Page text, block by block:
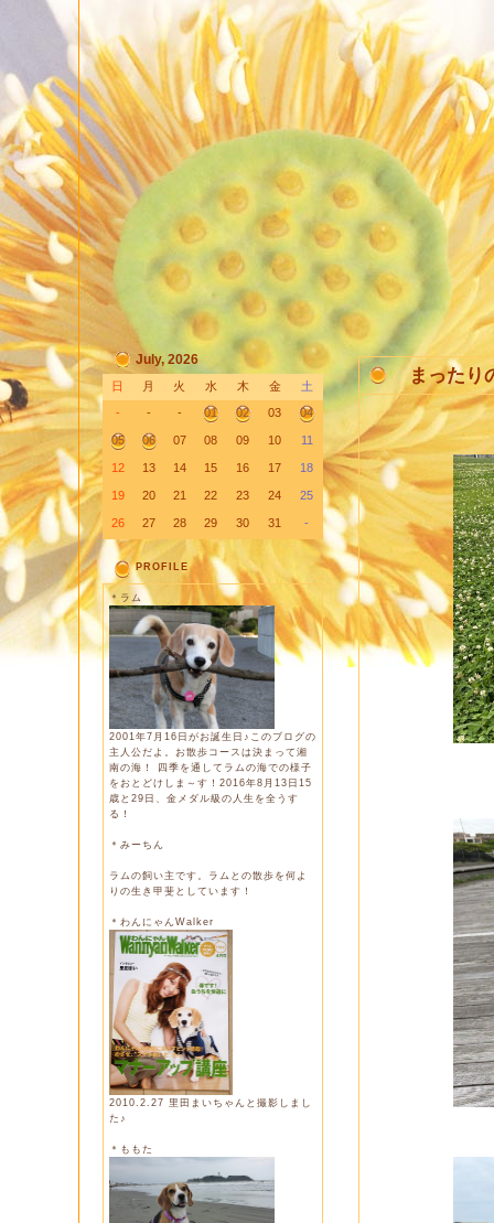
July, 2026
日 月 火 水 木 金
土
-
- - 01 02 03 04
05 06 07 08 09 10 11
12 13 14 15 16 17 18
19 20 21 22 23 24 25
26 27 28 29 30 31 -
PROFILE
＊ラム
2001年7月16日がお誕生日♪このブログの
主人公だよ。お散歩コースは決まって湘
南の海！ 四季を通してラムの海での様子
をおとどけしま～す！2016年8月13日15
歳と29日、金メダル級の人生を全うす
る！
＊みーちん
ラムの飼い主です。ラムとの散歩を何よ
りの生き甲斐としています！
＊わんにゃんWalker
2010.2.27 里田まいちゃんと撮影しまし
た♪
＊ももた
まったり